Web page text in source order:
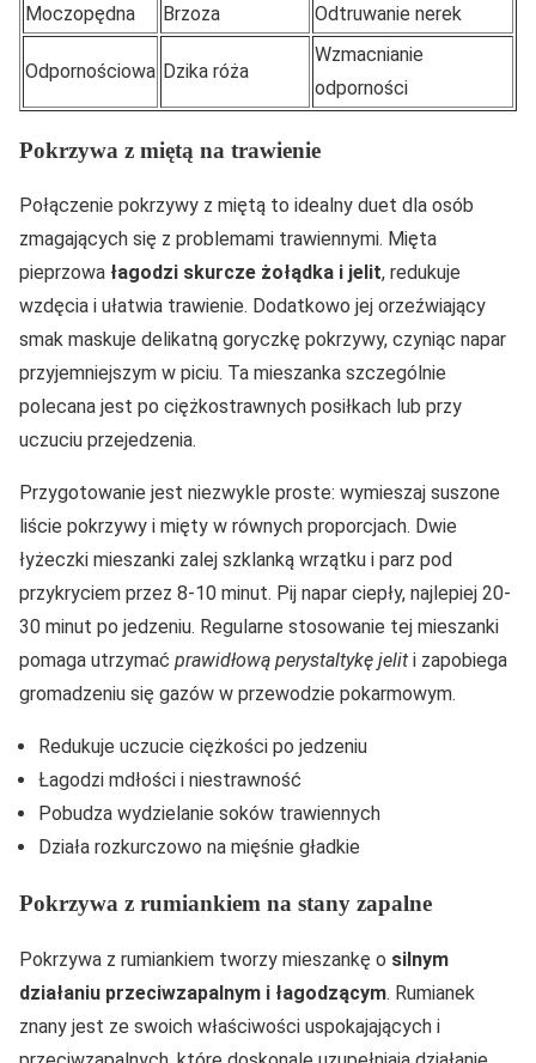
Moczopędna
Brzoza Odtruwanie nerek
Odpornościowa Dzika róża
Wzmacnianie
odporności
Pokrzywa z miętą na trawienie
Połączenie pokrzywy z miętą to idealny duet dla osób
zmagających się z problemami trawiennymi. Mięta
pieprzowa łagodzi skurcze żołądka i jelit, redukuje
wzdęcia i ułatwia trawienie. Dodatkowo jej orzeźwiający
smak maskuje delikatną goryczkę pokrzywy, czyniąc napar
przyjemniejszym w piciu. Ta mieszanka szczególnie
polecana jest po ciężkostrawnych posiłkach lub przy
uczuciu przejedzenia.
Przygotowanie jest niezwykle proste: wymieszaj suszone
liście pokrzywy i mięty w równych proporcjach. Dwie
łyżeczki mieszanki zalej szklanką wrzątku i parz pod
przykryciem przez 8-10 minut. Pij napar ciepły, najlepiej 20-
30 minut po jedzeniu. Regularne stosowanie tej mieszanki
pomaga utrzymać prawidłową perystaltykę jelit i zapobiega
gromadzeniu się gazów w przewodzie pokarmowym.
Redukuje uczucie ciężkości po jedzeniu
Łagodzi mdłości i niestrawność
Pobudza wydzielanie soków trawiennych
Działa rozkurczowo na mięśnie gładkie
Pokrzywa z rumiankiem na stany zapalne
Pokrzywa z rumiankiem tworzy mieszankę o silnym
działaniu przeciwzapalnym i łagodzącym. Rumianek
znany jest ze swoich właściwości uspokajających i